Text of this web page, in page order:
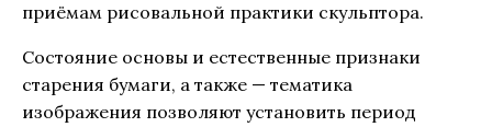
приёмам рисовальной практики скульптора.
Состояние основы и естественные признаки
старения бумаги, а также — тематика
изображения позволяют установить период